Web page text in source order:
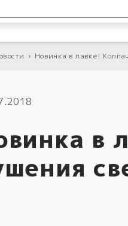
› Новинка в лавке!
в